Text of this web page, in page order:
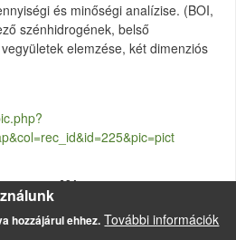
és minőségi analízise. (BOI,
szénhidrogének, belső
elemzése, két dimenziós
Méret
294.64 KB
hozzájárul ehhez. További információk